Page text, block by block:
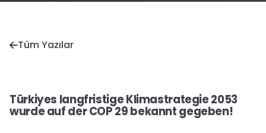
Tüm Yazılar
Türkiyes langfristige Klimastrategie 2053
wurde auf der COP 29 bekannt gegeben!